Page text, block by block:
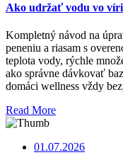
Ako udržať vodu vo
Kompletný návod na
peneniu a riasam s
teplota vody, rýchle
ako správne dávkovať
domáci wellness vždy
Read More
01.07.2026